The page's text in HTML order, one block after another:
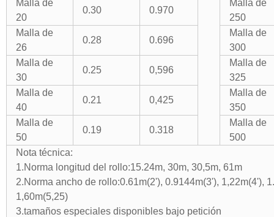
Malla de
20
0.30 0.970
Malla de
250
Malla de
26
0.28 0.696
Malla de
300
Malla de
30
0.25 0,596
Malla de
325
Malla de
40
0.21 0,425
Malla de
350
Malla de
50
0.19 0.318
Malla de
500
Nota técnica:
1.Norma longitud del rollo:15.24m, 30m, 30,5m, 61m
2.Norma ancho de rollo:0.61m(2'), 0.9144m(3'), 1,22m(4'),
1,60m(5,25)
3.tamaños especiales disponibles bajo petición